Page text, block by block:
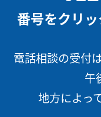
番号をクリ
電話相談の受付
午
地方によっ